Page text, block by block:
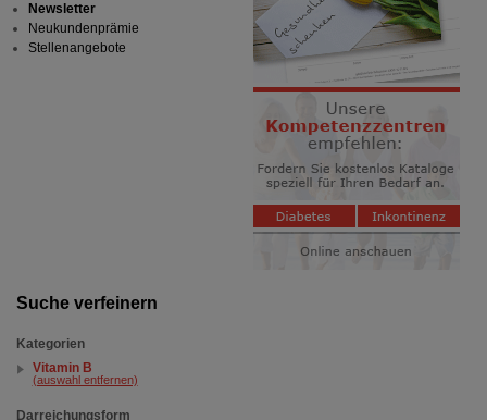
Suche verfeinern
Kategorien
Vitamin B
(auswahl entfernen)
Darreichungsform
Newsletter
Neukundenprämie
Stellenangebote